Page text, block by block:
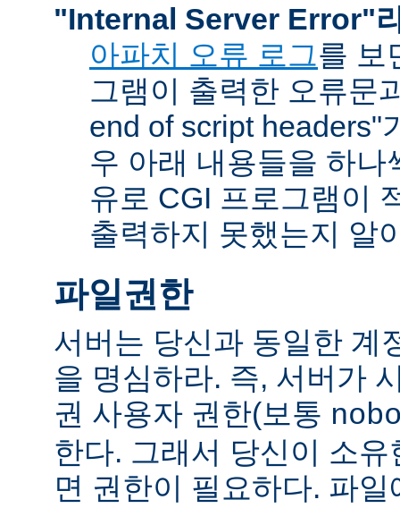
"Internal Server Error"
아파치 오류 로그를 보
그램이 출력한 오류문
end of script headers"
우 아래 내용들을 하나
유로 CGI 프로그램이
출력하지 못했는지 알
파일권한
서버는 당신과 동일한 계
을 명심하라. 즉, 서버가
권 사용자 권한(보통
한다. 그래서 당신이 소
면 권한이 필요하다. 파